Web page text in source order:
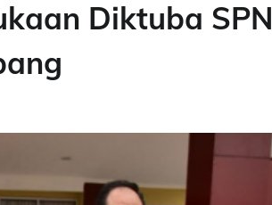
Diktuba SPN